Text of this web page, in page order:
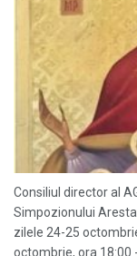
Consiliul director al
Simpozionului
zilele 24-25
octombrie, ora 18:00